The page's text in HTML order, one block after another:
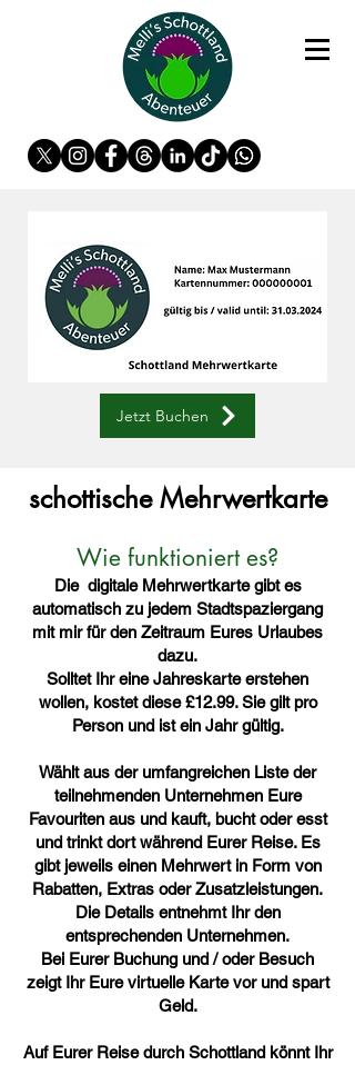
Jetzt Buchen
schottische Mehrwertkarte
Wie funktioniert es?
Die digitale Mehrwertkarte gibt es
automatisch zu jedem Stadtspaziergang
mit mir für den Zeitraum Eures Urlaubes
dazu.
Solltet Ihr eine Jahreskarte erstehen
wollen, kostet diese £12.99. Sie gilt pro
Person und ist ein Jahr gültig.
Wählt aus der umfangreichen Liste der
teilnehmenden Unternehmen Eure
Favouriten aus und kauft, bucht oder esst
und trinkt dort während Eurer Reise. Es
gibt jeweils einen Mehrwert in Form von
Rabatten, Extras oder Zusatzleistungen.
Die Details entnehmt Ihr den
entsprechenden Unternehmen.
Bei Eurer Buchung und / oder Besuch
zeigt Ihr Eure virtuelle Karte vor und spart
Geld.
Auf Eurer Reise durch Schottland könnt Ihr